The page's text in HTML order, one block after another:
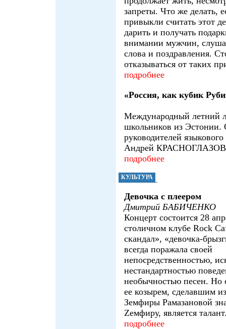
запреты. Что же делать,
привыкли считать этот
дарить и получать
внимании мужчин,
слова и поздравления.
отказываться от таких
подробнее
«Россия, как кубик
Международный летний
школьников из Эстонии.
руководителей
Андрей
подробнее
КУЛЬТУРА
Девочка с плеером
Дмитрий БАБИЧЕНКО
Концерт состоится 28
столичном клубе Rock
скандал», «девочка-
всегда поражала своей
непосредственностью,
нестандартностью
необычностью песен. Но
ее козырем, сделавшим
Земфиры Рамазановой
Zемфиру, является
подробнее